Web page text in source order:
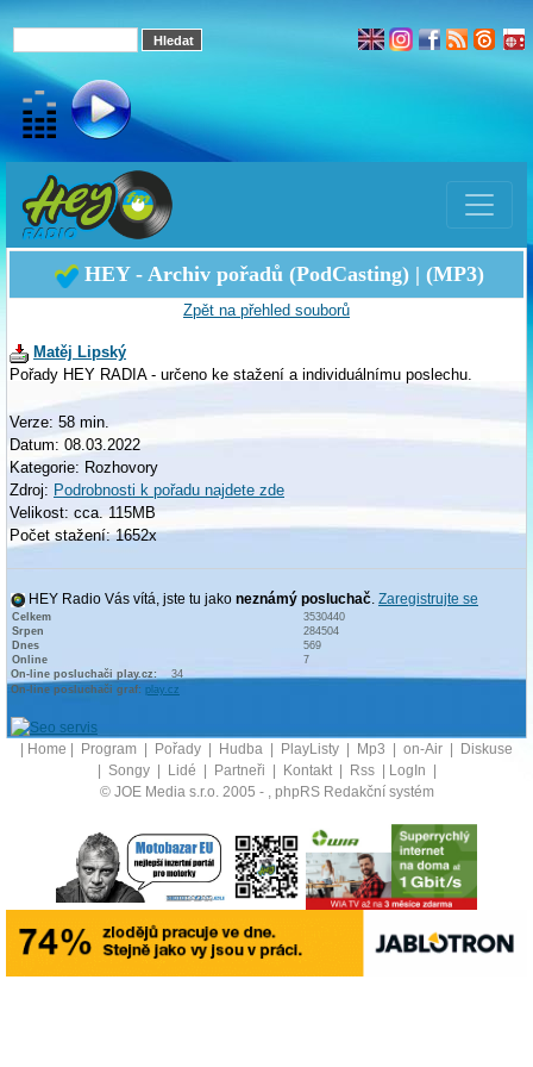
HEY - Archiv pořadů (PodCasting) | (MP3)
Zpět na přehled souborů
Matěj Lipský
Pořady HEY RADIA - určeno ke stažení a individuálnímu poslechu.
Verze: 58 min.
Datum: 08.03.2022
Kategorie: Rozhovory
Zdroj: Podrobnosti k pořadu najdete zde
Velikost: cca. 115MB
Počet stažení: 1652x
HEY Radio Vás vítá, jste tu jako neznámý posluchač. Zaregistrujte se
Celkem
3530440
Srpen
284504
Dnes
569
Online
7
On-line posluchači play.cz:
34
On-line posluchači graf: play.cz
Home Program Pořady Hudba PlayListy Mp3 on-Air
Diskuse
Songy Lidé Partneři Kontakt Rss LogIn
© JOE Media s.r.o. 2005 - , phpRS Redakční systém